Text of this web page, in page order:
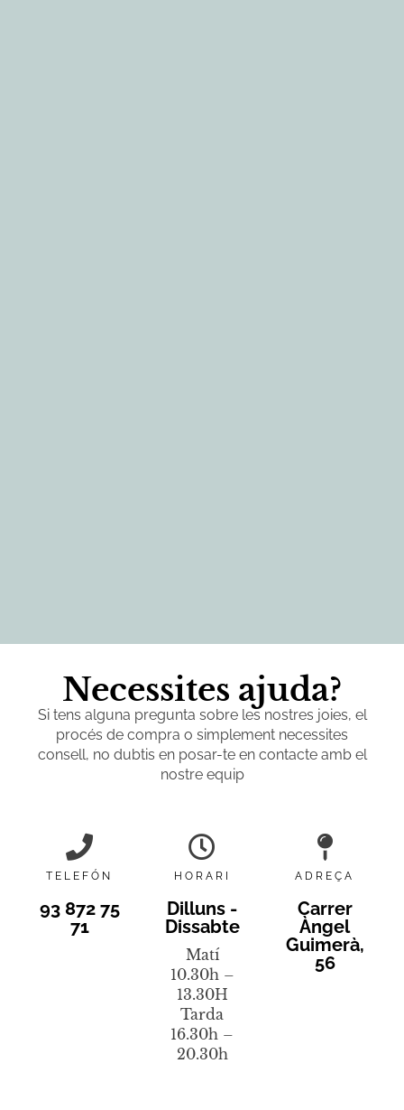
Necessites ajuda?
Si tens alguna pregunta sobre les nostres joies, el
procés de compra o simplement necessites
consell, no dubtis en posar-te en contacte amb el
nostre equip
TELEFÓN
93 872 75
71
HORARI
Dilluns -
Dissabte
Matí
10.30h –
13.30H
Tarda
16.30h –
20.30h
ADREÇA
Carrer
Àngel
Guimerà,
56